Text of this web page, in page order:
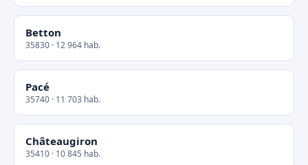
Betton
35830 · 12 964 hab.
Pacé
35740 · 11 703 hab.
Châteaugiron
35410 · 10 845 hab.